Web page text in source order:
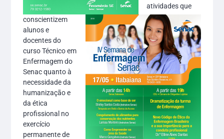
atividades que
conscientizem
alunos e
docentes do
curso Técnico em
Enfermagem do
Senac quanto à
necessidade da
humanização e
da ética
profissional no
exercício
permanente de